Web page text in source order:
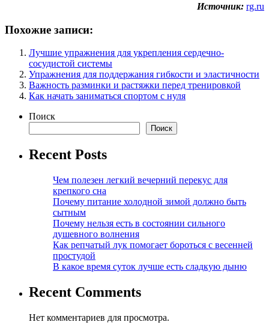
Источник: rg.ru
Похожие записи:
Лучшие упражнения для укрепления сердечно-
сосудистой системы
Упражнения для поддержания гибкости и эластичности
Важность разминки и растяжки перед тренировкой
Как начать заниматься спортом с нуля
Поиск
Поиск
Recent Posts
Чем полезен легкий вечерний перекус для
крепкого сна
Почему питание холодной зимой должно быть
сытным
Почему нельзя есть в состоянии сильного
душевного волнения
Как репчатый лук помогает бороться с весенней
простудой
В какое время суток лучше есть сладкую дыню
Recent Comments
Нет комментариев для просмотра.